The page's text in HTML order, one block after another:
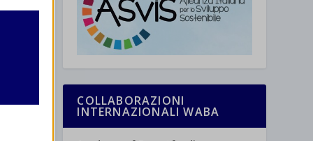
COLLABORAZIONI
INTERNAZIONALI WABA